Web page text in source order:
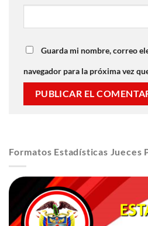
Guarda mi nombre, correo
navegador para la próxima vez
Formatos Estadísticas Jueces